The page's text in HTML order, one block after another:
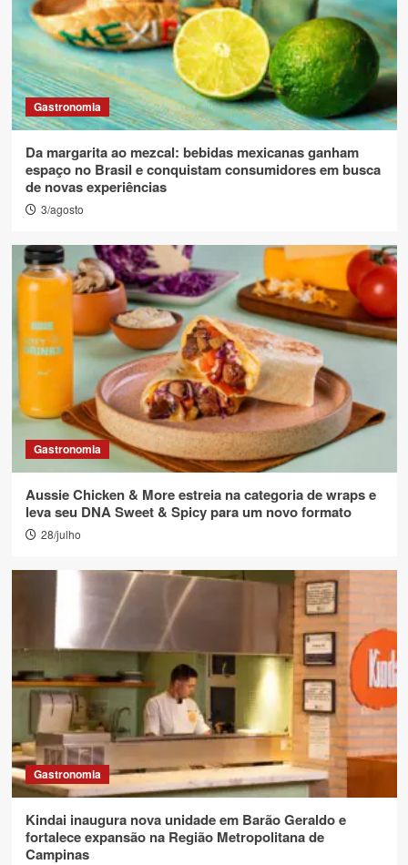
Gastronomia
Da margarita ao mezcal: bebidas mexicanas ganham
espaço no Brasil e conquistam consumidores em busca
de novas experiências
3/agosto
Gastronomia
Aussie Chicken & More estreia na categoria de wraps e
leva seu DNA Sweet & Spicy para um novo formato
28/julho
Gastronomia
Kindai inaugura nova unidade em Barão Geraldo e
fortalece expansão na Região Metropolitana de
Campinas